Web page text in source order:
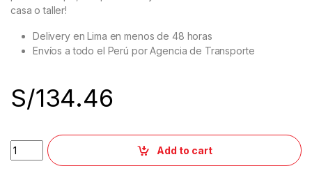
casa o taller!
Delivery en Lima en menos de 48 horas
Envíos a todo el Perú por Agencia de Transporte
S/134.46
Add to cart